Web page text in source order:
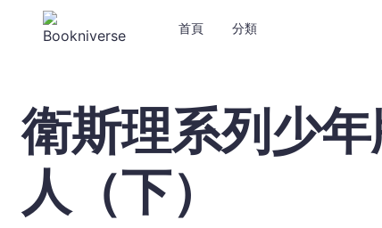
首頁 分類
衛
斯
理
列
少
衛斯理系列少
人（下）